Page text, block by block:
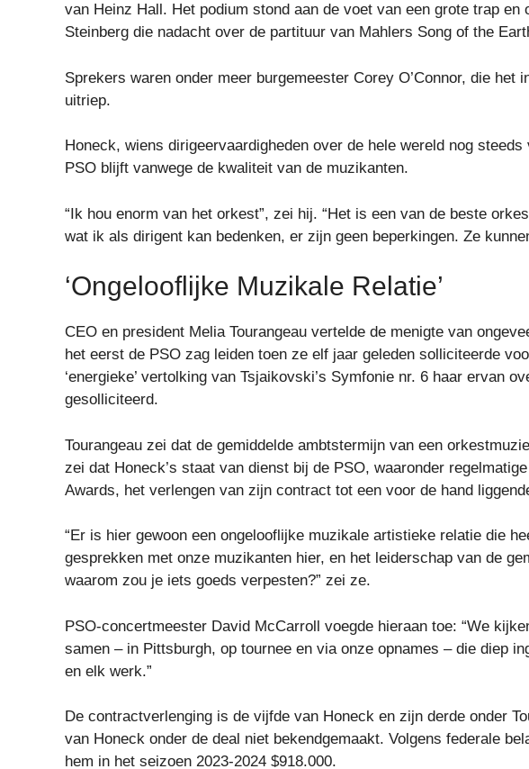
van Heinz Hall. Het podium stond aan de voet van een grote trap
Steinberg die nadacht over de partituur van Mahlers Song of the
Sprekers waren onder meer burgemeester Corey O’Connor, die het
uitriep.
Honeck, wiens dirigeervaardigheden over de hele wereld nog
PSO blijft vanwege de kwaliteit van de muzikanten.
“Ik hou enorm van het orkest”, zei hij. “Het is een van de beste
wat ik als dirigent kan bedenken, er zijn geen beperkingen. Ze
‘Ongelooflijke Muzikale Relatie’
CEO en president Melia Tourangeau vertelde de menigte van
het eerst de PSO zag leiden toen ze elf jaar geleden solliciteerde
‘energieke’ vertolking van Tsjaikovski’s Symfonie nr. 6 haar ervan
gesolliciteerd.
Tourangeau zei dat de gemiddelde ambtstermijn van een
zei dat Honeck’s staat van dienst bij de PSO, waaronder
Awards, het verlengen van zijn contract tot een voor de hand
“Er is hier gewoon een ongelooflijke muzikale artistieke relatie die
gesprekken met onze muzikanten hier, en het leiderschap van de
waarom zou je iets goeds verpesten?” zei ze.
PSO-concertmeester David McCarroll voegde hieraan toe: “We
samen – in Pittsburgh, op tournee en via onze opnames – die diep
en elk werk.”
De contractverlenging is de vijfde van Honeck en zijn derde onder
van Honeck onder de deal niet bekendgemaakt. Volgens federale
hem in het seizoen 2023-2024 $918.000.